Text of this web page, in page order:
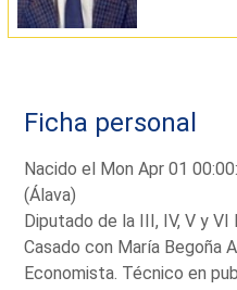
Ficha personal
Nacido el Mon Apr 01
(Álava)
Diputado de la III, IV, V y VI
Casado con María Begoña
Economista. Técnico en